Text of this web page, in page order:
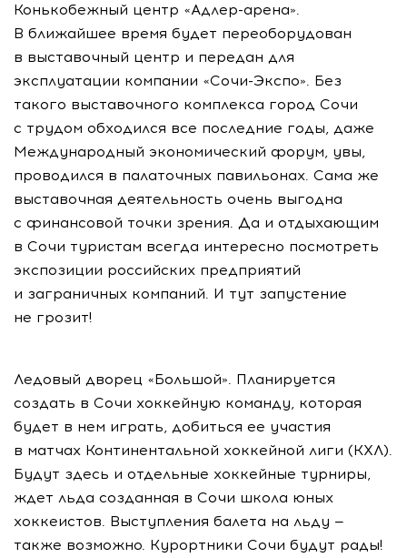
Конькобежный центр «Адлер-арена».
В ближайшее время будет переоборудован
в выставочный центр и передан для
эксплуатации компании «Сочи-Экспо». Без
такого выставочного комплекса город Сочи
с трудом обходился все последние годы, даже
Международный экономический форум, увы,
проводился в палаточных павильонах. Сама же
выставочная деятельность очень выгодна
с финансовой точки зрения. Да и отдыхающим
в Сочи туристам всегда интересно посмотреть
экспозиции российских предприятий
и заграничных компаний. И тут запустение
не грозит!
Ледовый дворец «Большой». Планируется
создать в Сочи хоккейную команду, которая
будет в нем играть, добиться ее участия
в матчах Континентальной хоккейной лиги (КХЛ).
Будут здесь и отдельные хоккейные турниры,
ждет льда созданная в Сочи школа юных
хоккеистов. Выступления балета на льду —
также возможно. Курортники Сочи будут рады!